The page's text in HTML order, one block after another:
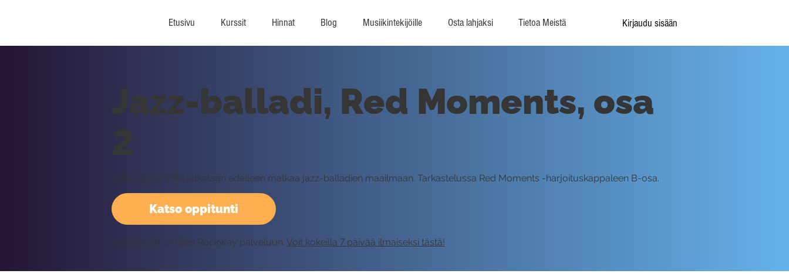
Etusivu Kurssit Hinnat Blog Musiikintekijöille Osta lahjaksi Tietoa Meistä Kirjaudu sisään
Katso oppitunti
Jazz-balladi, Red Moments, osa
2
Tällä oppitunnilla jatketaan edelleen matkaa jazz-balladien maailmaan. Tarkastelussa Red Moments -harjoituskappaleen B-osa.
Vaatii kirjautumisen Rockway palveluun. Voit kokeilla 7 päivää ilmaiseksi tästä!